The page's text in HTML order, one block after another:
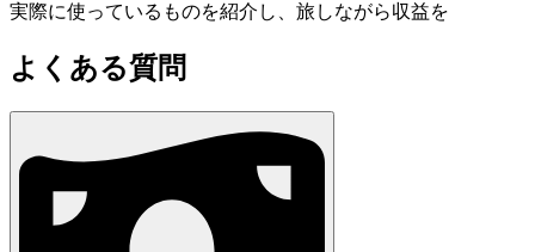
実際に使っているものを紹介し、旅しながら収益を
よくある質問